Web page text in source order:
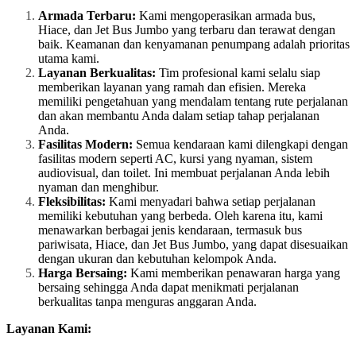
Armada Terbaru: Kami mengoperasikan armada bus,
Hiace, dan Jet Bus Jumbo yang terbaru dan terawat dengan
baik. Keamanan dan kenyamanan penumpang adalah prioritas
utama kami.
Layanan Berkualitas: Tim profesional kami selalu siap
memberikan layanan yang ramah dan efisien. Mereka
memiliki pengetahuan yang mendalam tentang rute perjalanan
dan akan membantu Anda dalam setiap tahap perjalanan
Anda.
Fasilitas Modern: Semua kendaraan kami dilengkapi dengan
fasilitas modern seperti AC, kursi yang nyaman, sistem
audiovisual, dan toilet. Ini membuat perjalanan Anda lebih
nyaman dan menghibur.
Fleksibilitas: Kami menyadari bahwa setiap perjalanan
memiliki kebutuhan yang berbeda. Oleh karena itu, kami
menawarkan berbagai jenis kendaraan, termasuk bus
pariwisata, Hiace, dan Jet Bus Jumbo, yang dapat disesuaikan
dengan ukuran dan kebutuhan kelompok Anda.
Harga Bersaing: Kami memberikan penawaran harga yang
bersaing sehingga Anda dapat menikmati perjalanan
berkualitas tanpa menguras anggaran Anda.
Layanan Kami: